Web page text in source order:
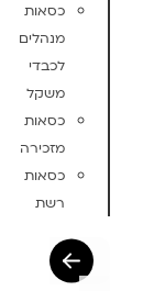
כסאות
מנהלים
לכבדי
משקל
כסאות
מזכירה
כסאות
רשת